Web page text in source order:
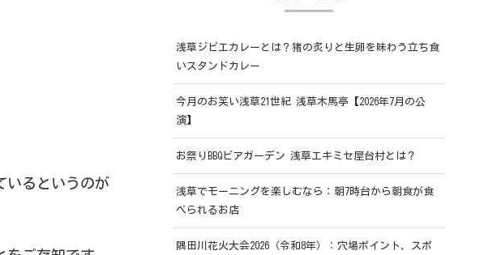
いるというのが
浅草ジビエカレーとは？猪の炙りと生卵を味わう立ち食
いスタンドカレー
今月のお笑い浅草21世紀 浅草木馬亭【2026年7月の公
演】
お祭りBBQビアガーデン 浅草エキミセ屋台村とは？
浅草でモーニングを楽しむなら：朝7時台から朝食が食
べられるお店
隅田川花火大会2026（令和8年）：穴場ポイント、スポ